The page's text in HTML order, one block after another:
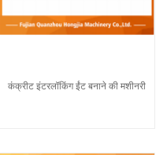
कंक्रीट इंटरलॉकिंग ईंट बनाने की मशीनरी